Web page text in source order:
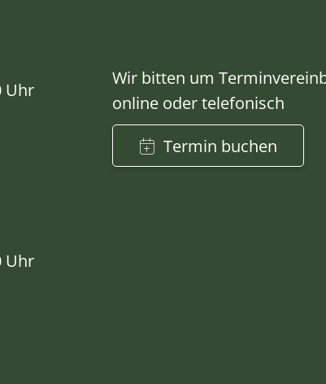
Uhr
Uhr
Wir bitten um
online oder telefonisch
Termin buchen